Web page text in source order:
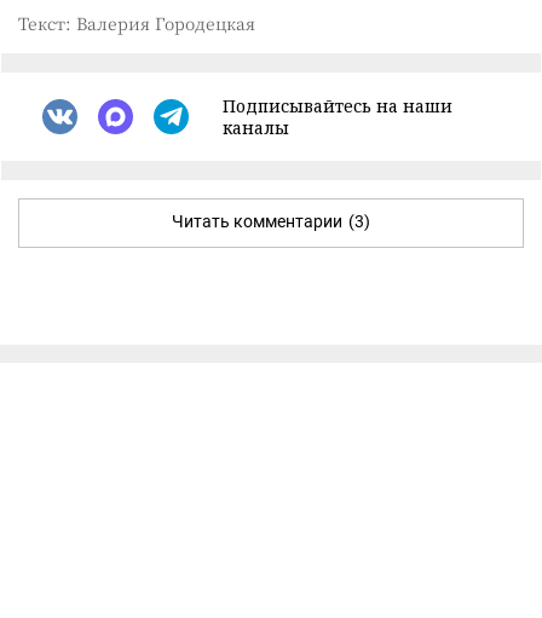
Текст: Валерия Городецкая
Подписывайтесь на наши
каналы
Читать комментарии (3)